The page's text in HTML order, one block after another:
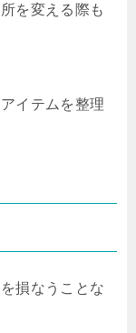
を変える際も
イテムを整理
損なうことな